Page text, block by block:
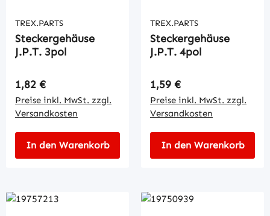
TREX.PARTS
Steckergehäuse
J.P.T. 3pol
Regulärer Preis:
1,82 €
Preise inkl. MwSt. zzgl.
Versandkosten
In den Warenkorb
TREX.PARTS
Steckergehäuse
J.P.T. 4pol
Regulärer Preis:
1,59 €
Preise inkl. MwSt. zzgl.
Versandkosten
In den Warenkorb